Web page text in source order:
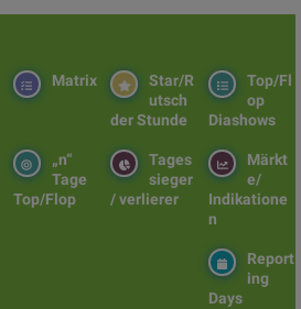
Top/Fl
op
Diashows
Star/R
utsch
der Stunde
Matrix
Märkt
e/
Indikatione
n
Tages
sieger
/ verlierer
„n“
Tage
Top/Flop
Report
ing
Days